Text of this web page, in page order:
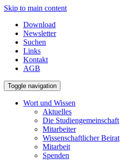
Skip to main content
Download
Newsletter
Suchen
Links
Kontakt
AGB
Toggle navigation
Wort und Wissen
Aktuelles
Die Studiengemeinschaft
Mitarbeiter
Wissenschaftlicher Beirat
Mitarbeit
Spenden